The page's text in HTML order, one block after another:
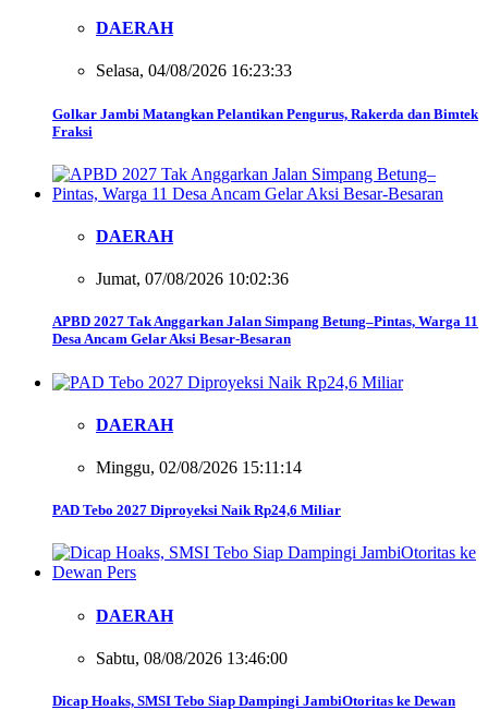
DAERAH
Selasa, 04/08/2026 16:23:33
Golkar Jambi Matangkan Pelantikan Pengurus, Rakerda dan Bimtek
Fraksi
DAERAH
Jumat, 07/08/2026 10:02:36
APBD 2027 Tak Anggarkan Jalan Simpang Betung–Pintas, Warga 11
Desa Ancam Gelar Aksi Besar-Besaran
DAERAH
Minggu, 02/08/2026 15:11:14
PAD Tebo 2027 Diproyeksi Naik Rp24,6 Miliar
DAERAH
Sabtu, 08/08/2026 13:46:00
Dicap Hoaks, SMSI Tebo Siap Dampingi JambiOtoritas ke Dewan